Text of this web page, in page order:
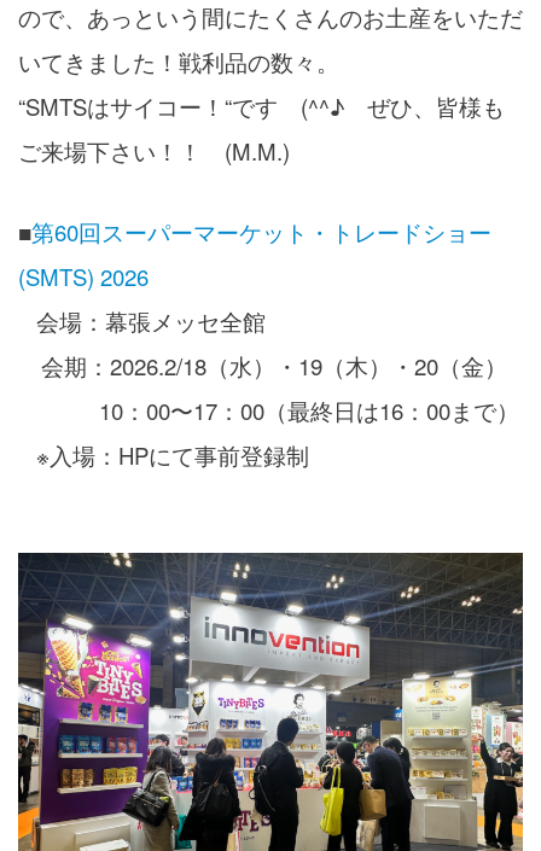
ので、あっという間にたくさんのお土産をいただ
いてきました！戦利品の数々。
“SMTSはサイコー！“です (^^♪ ぜひ、皆様も
ご来場下さい！！ (M.M.)
■第60回スーパーマーケット・トレードショー
(SMTS) 2026
会場：幕張メッセ全館
会期：2026.2/18（水）・19（木）・20（金）
10：00〜17：00（最終日は16：00まで）
※入場：HPにて事前登録制